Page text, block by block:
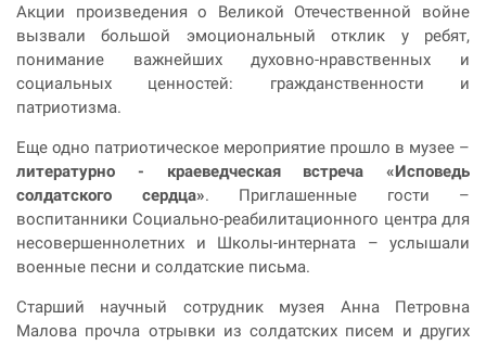
Акции произведения о Великой Отечественной войне
вызвали большой эмоциональный отклик у ребят,
понимание важнейших духовно-нравственных и
социальных ценностей: гражданственности и
патриотизма.
Еще одно патриотическое мероприятие прошло в музее –
литературно - краеведческая встреча «Исповедь
солдатского сердца». Приглашенные гости –
воспитанники Социально-реабилитационного центра для
несовершеннолетних и Школы-интерната – услышали
военные песни и солдатские письма.
Старший научный сотрудник музея Анна Петровна
Малова прочла отрывки из солдатских писем и других